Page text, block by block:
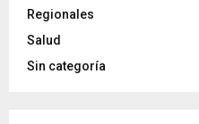
Regionales
Salud
Sin categoría